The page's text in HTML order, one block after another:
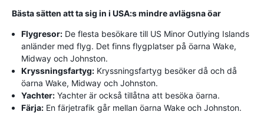
Bästa sätten att ta sig in i USA:s mindre avlägsna öar
Flygresor: De flesta besökare till US Minor Outlying Islands
anländer med flyg. Det finns flygplatser på öarna Wake,
Midway och Johnston.
Kryssningsfartyg: Kryssningsfartyg besöker då och då
öarna Wake, Midway och Johnston.
Yachter: Yachter är också tillåtna att besöka öarna.
Färja: En färjetrafik går mellan öarna Wake och Johnston.